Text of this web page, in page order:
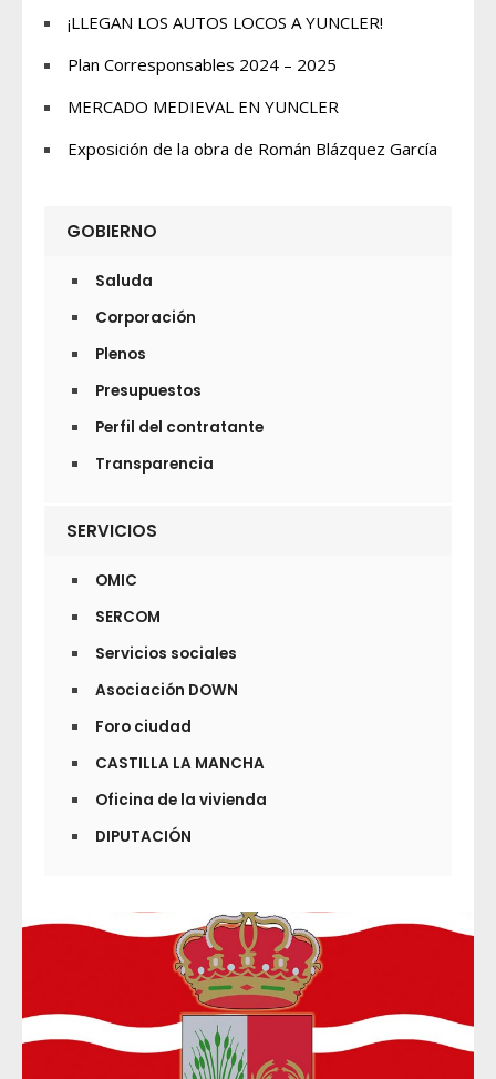
¡LLEGAN LOS AUTOS LOCOS A YUNCLER!
Plan Corresponsables 2024 – 2025
MERCADO MEDIEVAL EN YUNCLER
Exposición de la obra de Román Blázquez García
GOBIERNO
Saluda
Corporación
Plenos
Presupuestos
Perfil del contratante
Transparencia
SERVICIOS
OMIC
SERCOM
Servicios sociales
Asociación DOWN
Foro ciudad
CASTILLA LA MANCHA
Oficina de la vivienda
DIPUTACIÓN